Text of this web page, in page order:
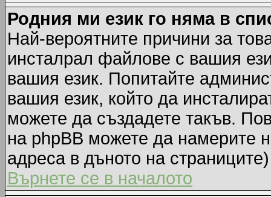
Родния ми език го няма в
Най-вероятните причини за
инсталрал файлове с вашия
вашия език. Попитайте
вашия език, който да
можете да създадете такъв.
на phpBB можете да намерите
адреса в дъното на страниците)
Върнете се в началото